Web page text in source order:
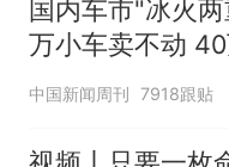
大
1千
热
国内车市"冰火
万小车卖不动
的抢购
中国新闻周刊 7918跟贴